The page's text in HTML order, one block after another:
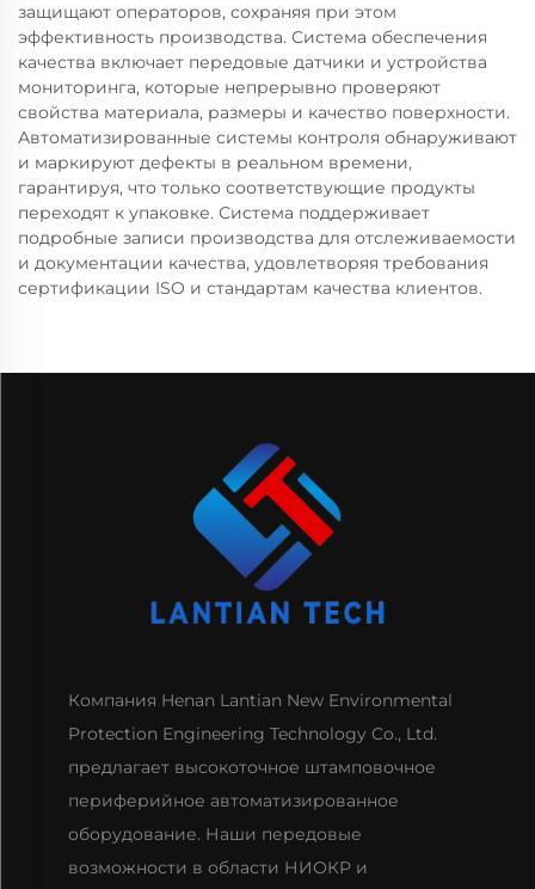
защищают операторов, сохраняя при этом
эффективность производства. Система обеспечения
качества включает передовые датчики и устройства
мониторинга, которые непрерывно проверяют
свойства материала, размеры и качество поверхности.
Автоматизированные системы контроля обнаруживают
и маркируют дефекты в реальном времени,
гарантируя, что только соответствующие продукты
переходят к упаковке. Система поддерживает
подробные записи производства для отслеживаемости
и документации качества, удовлетворяя требования
сертификации ISO и стандартам качества клиентов.
Компания Henan Lantian New Environmental
Protection Engineering Technology Co., Ltd.
предлагает высокоточное штамповочное
периферийное автоматизированное
оборудование. Наши передовые
возможности в области НИОКР и